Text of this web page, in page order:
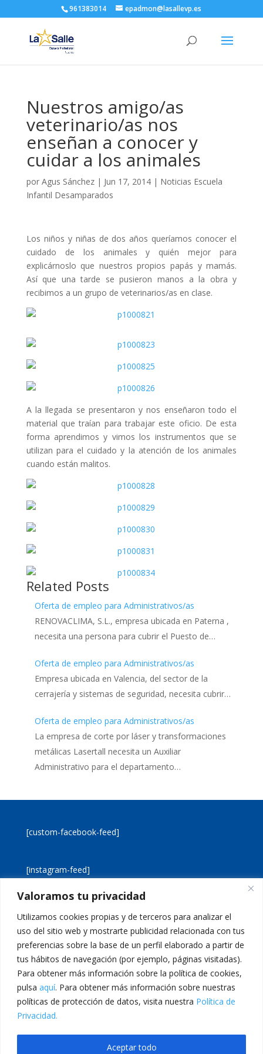
Valoramos tu privacidad
Utilizamos cookies propias y de terceros para analizar el
uso del sitio web y mostrarte publicidad relacionada con tus
preferencias sobre la base de un perfil elaborado a partir de
tus hábitos de navegación (por ejemplo, páginas visitadas).
Para obtener más información sobre la política de cookies,
pulsa aquí. Para obtener más información sobre nuestras
políticas de protección de datos, visita nuestra Política de
Privacidad.
Aceptar todo
961383014 epadmon@lasallevp.es
Nuestros amigo/as
veterinario/as nos
enseñan a conocer y
cuidar a los animales
por Agus Sánchez| Jun 17, 2014| Noticias Escuela
Infantil Desamparados
Los niños y niñas de dos años queríamos conocer el
cuidado de los animales y quién mejor para
explicárnoslo que nuestros propios papás y mamás.
Así que una tarde se pusieron manos a la obra y
recibimos a un grupo de veterinarios/as en clase.
A la llegada se presentaron y nos enseñaron todo el
material que traían para trabajar este oficio. De esta
forma aprendimos y vimos los instrumentos que se
utilizan para el cuidado y la atención de los animales
cuando están malitos.
Related Posts
Oferta de empleo para Administrativos/as
RENOVACLIMA, S.L., empresa ubicada en Paterna ,
necesita una persona para cubrir el Puesto de…
Oferta de empleo para Administrativos/as
Empresa ubicada en Valencia, del sector de la
cerrajería y sistemas de seguridad, necesita cubrir…
Oferta de empleo para Administrativos/as
La empresa de corte por láser y transformaciones
metálicas Lasertall necesita un Auxiliar
Administrativo para el departamento…
[custom-facebook-feed]
[instagram-feed]
Aviso legal
Política de cookies
Calle San Martín, 56 · 46980 · Paterna · Valencia Telf: